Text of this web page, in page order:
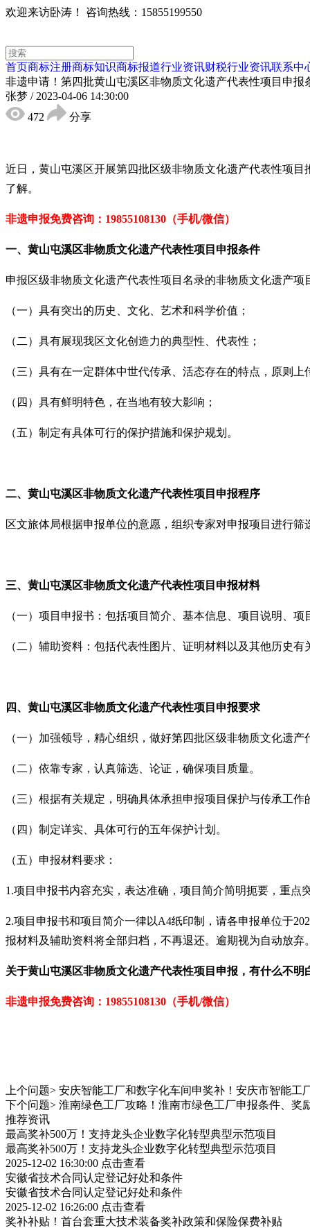
欢迎来访卧涛！ 咨询热线：15855199550
首页商标注册商标知识商标报道行业资讯财税行业资讯联系中
非遗申请！第四批黄山屯溪区非物质文化遗产代表性项目申报
张梦 / 2023-04-06 14:30:00
472
分享
近日，黄山屯溪区开展第四批区级非物质文化遗产代表性项
了解。
非遗申报免费咨询：19855108130（手机/微信）
一、 黄山屯溪区非物质文化遗产代表性项目申报条件
申报区级非物质文化遗产代表性项目名录的非物质文化遗产项
（一）具有突出的历史、文化、艺术和科学价值；
（二）具有展现我区文化创造力的典型性、代表性；
（三）具有在一定群体中世代传承、活态存在的特点，原则
（四）具有鲜明特色，在当地有较大影响；
（五）制定有具体可行的保护措施和保护规划。
二、 黄山屯溪区非物质文化遗产代表性项目申报程序
区文旅体局根据申报单位的意愿，组织专家对申报项目进行
三、 黄山屯溪区非物质文化遗产代表性项目申报材料
（一）项目申报书：包括项目简介、基本信息、项目说明、
（二）辅助资料：包括代表性图片、证明材料以及其他历史有
四、 黄山屯溪区非物质文化遗产代表性项目 申报要求
（一）加强领导，精心组织，做好第四批区级非物质文化遗
（二）依靠专家，认真筛选、论证，确保项目质量。
（三）根据有关规定，明确具体承担申报项目保护与传承工
（四）制定详实、具体可行的五年保护计划。
（五）申报材料要求：
1.项目申报书内容充实，表达准确，项目简介简明扼要，重点
2.项目申报书和项目简介一律以A4纸印制，请各申报单位于
报材料及辅助资料将全部归档，不再退还。逾期视为自动放弃
关于黄山屯溪区非物质文化遗产代表性项目 申报，有什么不明
非遗申报免费咨询：19855108130（手机/微信）
上个问题> 安庆智能工厂和数字化车间申奖补！安庆市智能工
下个问题> 淮南绿色工厂攻略！淮南市绿色工厂申报条件、奖
推荐资讯
最高奖补500万！支持龙头企业数字化转型典型示范项目
最高奖补500万！支持龙头企业数字化转型典型示范项目
2025-12-02 16:30:00 点击查看
安徽省技术合同认定登记好处和条件
安徽省技术合同认定登记好处和条件
2025-12-02 16:26:00 点击查看
奖补补贴！首台套重大技术装备奖补政策和保险保费补贴